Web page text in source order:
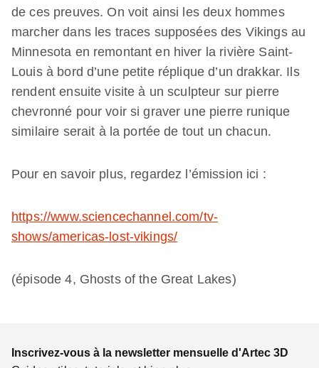
de ces preuves. On voit ainsi les deux hommes
marcher dans les traces supposées des Vikings au
Minnesota en remontant en hiver la rivière Saint-
Louis à bord d’une petite réplique d’un drakkar. Ils
rendent ensuite visite à un sculpteur sur pierre
chevronné pour voir si graver une pierre runique
similaire serait à la portée de tout un chacun.
Pour en savoir plus, regardez l’émission ici :
https://www.sciencechannel.com/tv-
shows/americas-lost-vikings/
(épisode 4, Ghosts of the Great Lakes)
Inscrivez-vous à la newsletter mensuelle d'Artec 3D